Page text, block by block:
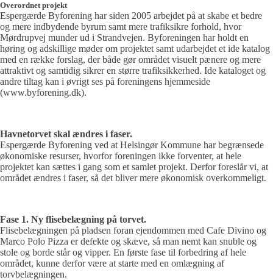
Overordnet projekt
Espergærde Byforening har siden 2005 arbejdet på at skabe et bedre
og mere indbydende byrum samt mere trafiksikre forhold, hvor
Mørdrupvej munder ud i Strandvejen. Byforeningen har holdt en
høring og adskillige møder om projektet samt udarbejdet et ide katalog
med en række forslag, der både gør området visuelt pænere og mere
attraktivt og samtidig sikrer en større trafiksikkerhed. Ide kataloget og
andre tiltag kan i øvrigt ses på foreningens hjemmeside
(www.byforening.dk).
Havnetorvet skal ændres i faser.
Espergærde Byforening ved at Helsingør Kommune har begrænsede
økonomiske resurser, hvorfor foreningen ikke forventer, at hele
projektet kan sættes i gang som et samlet projekt. Derfor foreslår vi, at
området ændres i faser, så det bliver mere økonomisk overkommeligt.
Fase 1. Ny flisebelægning på torvet.
Flisebelægningen på pladsen foran ejendommen med Cafe Divino og
Marco Polo Pizza er defekte og skæve, så man nemt kan snuble og
stole og borde står og vipper. En første fase til forbedring af hele
området, kunne derfor være at starte med en omlægning af
torvbelægningen.